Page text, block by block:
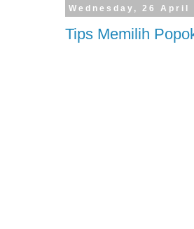
Wednesday, 26 April
Tips Memilih